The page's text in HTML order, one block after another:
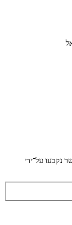
נקבעו על־ידי